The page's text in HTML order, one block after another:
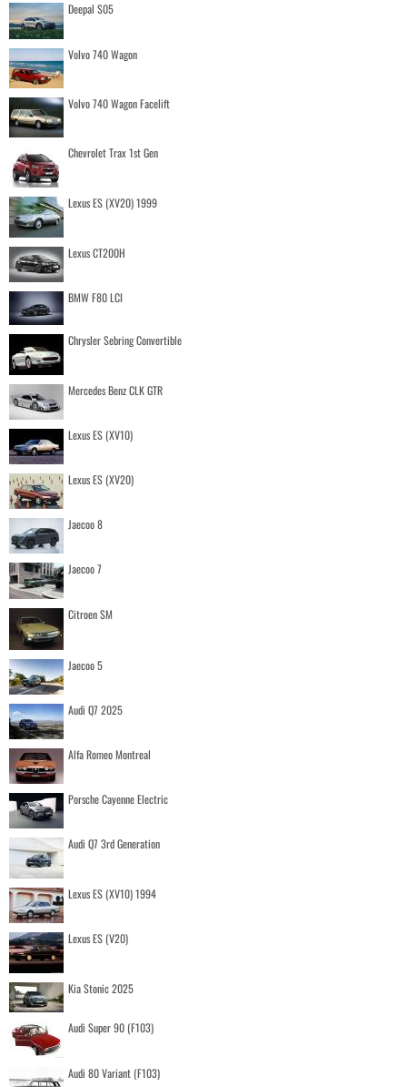
Deepal S05
Volvo 740 Wagon
Volvo 740 Wagon Facelift
Chevrolet Trax 1st Gen
Lexus ES (XV20) 1999
Lexus CT200H
BMW F80 LCI
Chrysler Sebring Convertible
Mercedes Benz CLK GTR
Lexus ES (XV10)
Lexus ES (XV20)
Jaecoo 8
Jaecoo 7
Citroen SM
Jaecoo 5
Audi Q7 2025
Alfa Romeo Montreal
Porsche Cayenne Electric
Audi Q7 3rd Generation
Lexus ES (XV10) 1994
Lexus ES (V20)
Kia Stonic 2025
Audi Super 90 (F103)
Audi 80 Variant (F103)